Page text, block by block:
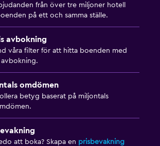
från över tre miljoner hotell
på ett och samma ställe.
avbokning
våra filter för att hitta boenden med
omdömen
betyg baserat på miljontals
att boka? Skapa en prisbevakning